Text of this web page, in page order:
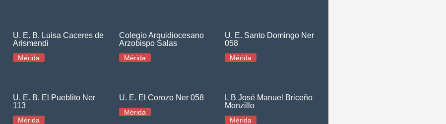
U. E. B. Luisa Caceres de
Arismendi
Mérida
Colegio Arquidiocesano
Arzobispo Salas
Mérida
U. E. Santo Domingo Ner
058
Mérida
U. E. B. El Pueblito Ner
113
Mérida
U. E. El Corozo Ner 058
Mérida
L B José Manuel Briceño
Monzillo
Mérida